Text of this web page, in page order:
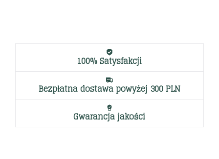
100% Satysfakcji
Bezpłatna dostawa powyżej 300 PLN
Gwarancja jakości